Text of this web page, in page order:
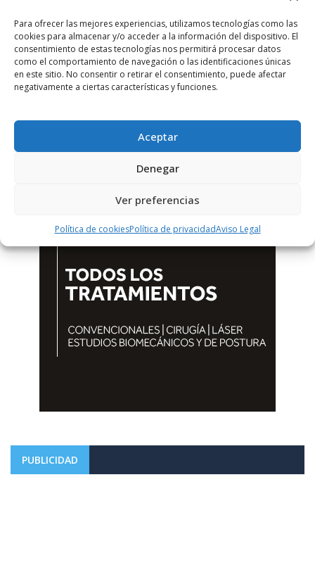
Para ofrecer las mejores experiencias, utilizamos tecnologías como las
cookies para almacenar y/o acceder a la información del dispositivo. El
consentimiento de estas tecnologías nos permitirá procesar datos
como el comportamiento de navegación o las identificaciones únicas
en este sitio. No consentir o retirar el consentimiento, puede afectar
negativamente a ciertas características y funciones.
Aceptar
Denegar
Ver preferencias
Política de cookiesPolítica de privacidadAviso Legal
PUBLICIDAD